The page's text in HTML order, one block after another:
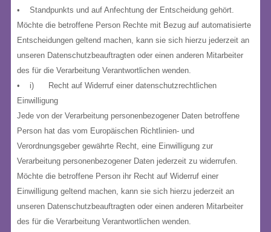
• Standpunkts und auf Anfechtung der Entscheidung gehört.
Möchte die betroffene Person Rechte mit Bezug auf automatisierte
Entscheidungen geltend machen, kann sie sich hierzu jederzeit an
unseren Datenschutzbeauftragten oder einen anderen Mitarbeiter
des für die Verarbeitung Verantwortlichen wenden.
• i) Recht auf Widerruf einer datenschutzrechtlichen
Einwilligung
Jede von der Verarbeitung personenbezogener Daten betroffene
Person hat das vom Europäischen Richtlinien- und
Verordnungsgeber gewährte Recht, eine Einwilligung zur
Verarbeitung personenbezogener Daten jederzeit zu widerrufen.
Möchte die betroffene Person ihr Recht auf Widerruf einer
Einwilligung geltend machen, kann sie sich hierzu jederzeit an
unseren Datenschutzbeauftragten oder einen anderen Mitarbeiter
des für die Verarbeitung Verantwortlichen wenden.